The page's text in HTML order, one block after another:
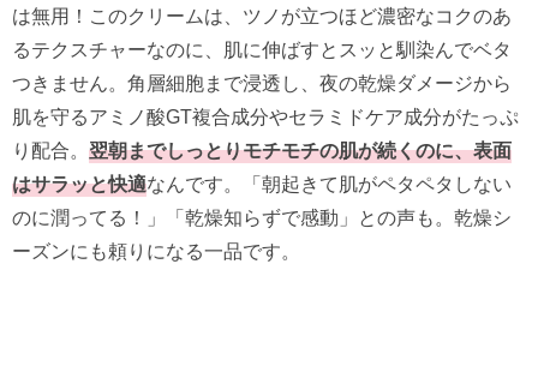
は無用！ このクリームは、 ツノが立つほど濃密なコクのあ
るテクスチャーなのに、
肌に伸ばすとスッと馴染んでベタ
つきません。角層細胞まで浸透し、 夜の乾燥ダメージから
肌を守るアミノ酸GT複合成分やセラミドケア成分がたっぷ
り配合。 翌朝までしっとりモチモチの肌が続くのに、表面
はサラッと快適なんです。「 朝起きて肌がペタペタしない
のに潤ってる！」「 乾燥知らずで感動」との声も。乾燥シ
ーズンにも頼りになる一品です。